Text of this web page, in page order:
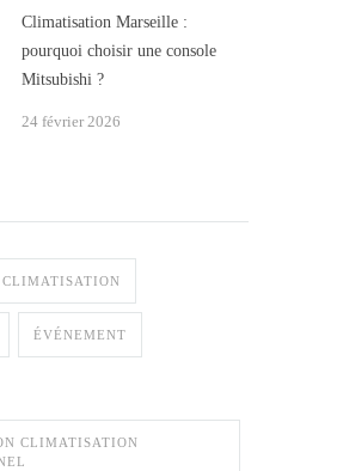
Climatisation Marseille :
pourquoi choisir une console
Mitsubishi ?
24 février 2026
CLIMATISATION
ÉVÉNEMENT
CLIMATISATION